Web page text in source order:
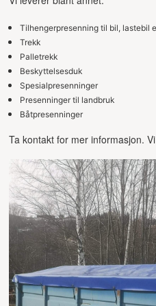
Tilhengerpresenning til bil, lastebil
Trekk
Palletrekk
Beskyttelsesduk
Spesialpresenninger
Presenninger til landbruk
Båtpresenninger
Ta kontakt for mer informasjon.